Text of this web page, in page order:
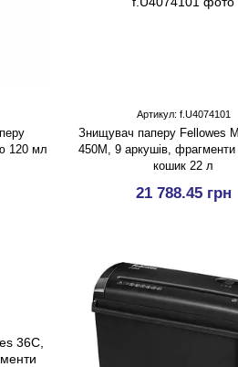
120 мл
Артикул: f.U4074101
Знищувач паперу Fellowes
450M, 9 аркушів,
кошик 22 л
21 788.45 грн